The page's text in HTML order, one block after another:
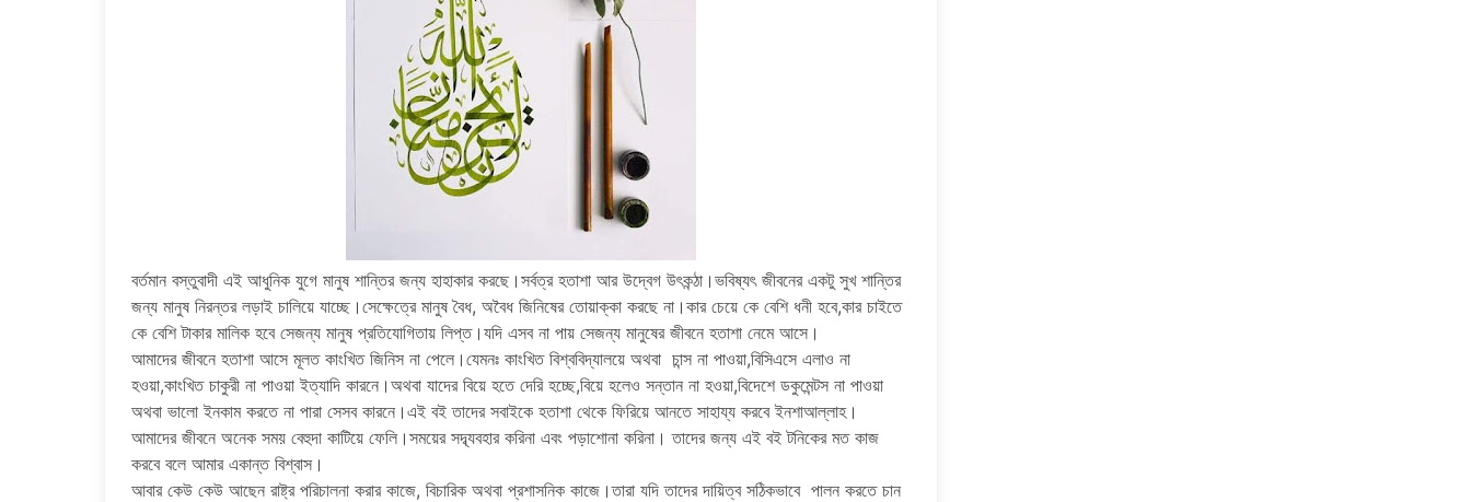
বর্তমান বস্তুবাদী এই আধুনিক যুগে মানুষ শান্তির জন্য হাহাকার করছে।সর্বত্র হতাশা আর উদ্বেগ উৎকন্ঠা।ভবিষ্যৎ জীবনের একটু সুখ শান্তির
জন্য মানুষ নিরন্তর লড়াই চালিয়ে যাচ্ছে।সেক্ষেত্রে মানুষ বৈধ, অবৈধ জিনিষের তোয়াক্কা করছে না।কার চেয়ে কে বেশি ধনী হবে,কার চাইতে
কে বেশি টাকার মালিক হবে সেজন্য মানুষ প্রতিযোগিতায় লিপ্ত।যদি এসব না পায় সেজন্য মানুষের জীবনে হতাশা নেমে আসে।
আমাদের জীবনে হতাশা আসে মূলত কাংখিত জিনিস না পেলে।যেমনঃ কাংখিত বিশ্ববিদ্যালয়ে অথবা চান্স না পাওয়া,বিসিএসে এলাও না
হওয়া,কাংখিত চাকুরী না পাওয়া ইত্যাদি কারনে।অথবা যাদের বিয়ে হতে দেরি হচ্ছে,বিয়ে হলেও সন্তান না হওয়া,বিদেশে ডকুমেন্টস না পাওয়া
অথবা ভালো ইনকাম করতে না পারা সেসব কারনে।এই বই তাদের সবাইকে হতাশা থেকে ফিরিয়ে আনতে সাহায্য করবে ইনশাআল্লাহ।
আমাদের জীবনে অনেক সময় বেহুদা কাটিয়ে ফেলি।সময়ের সদ্ব্যবহার করিনা এবং পড়াশোনা করিনা। তাদের জন্য এই বই টনিকের মত কাজ
করবে বলে আমার একান্ত বিশ্বাস।
আবার কেউ কেউ আছেন রাষ্ট্র পরিচালনা করার কাজে, বিচারিক অথবা প্রশাসনিক কাজে।তারা যদি তাদের দায়িত্ব সঠিকভাবে পালন করতে চান